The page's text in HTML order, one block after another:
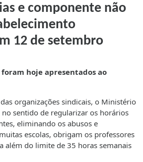
e componente não
12 de setembro
hoje apresentados ao
organizações sindicais, o Ministério
no sentido de regularizar os horários
eliminando os abusos e
escolas, obrigam os professores
além do limite de 35 horas semanais